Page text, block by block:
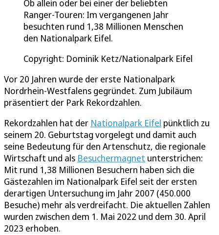
Ob allein oder bei einer der beliebten
Ranger-Touren: Im vergangenen Jahr
besuchten rund 1,38 Millionen Menschen
den Nationalpark Eifel.
Copyright: Dominik Ketz/Nationalpark Eifel
Vor 20 Jahren wurde der erste Nationalpark
Nordrhein-Westfalens gegründet. Zum Jubiläum
präsentiert der Park Rekordzahlen.
Rekordzahlen hat der Nationalpark Eifel pünktlich zu
seinem 20. Geburtstag vorgelegt und damit auch
seine Bedeutung für den Artenschutz, die regionale
Wirtschaft und als Besuchermagnet unterstrichen:
Mit rund 1,38 Millionen Besuchern haben sich die
Gästezahlen im Nationalpark Eifel seit der ersten
derartigen Untersuchung im Jahr 2007 (450.000
Besuche) mehr als verdreifacht. Die aktuellen Zahlen
wurden zwischen dem 1. Mai 2022 und dem 30. April
2023 erhoben.